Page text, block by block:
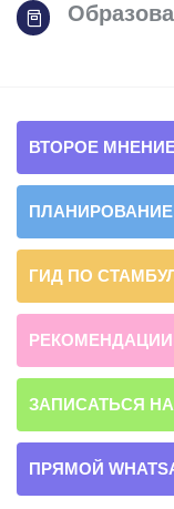
ВТОРОЕ
ГИД ПО
РЕКОМЕНДАЦИИ
ЗАПИСАТЬСЯ
ПРЯМОЙ